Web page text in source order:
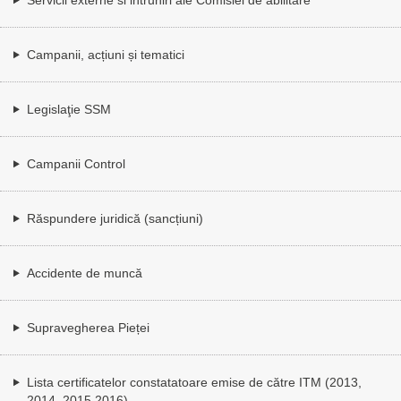
Campanii, acțiuni și tematici
Legislaţie SSM
Campanii Control
Răspundere juridică (sancțiuni)
Accidente de muncă
Supravegherea Pieței
Lista certificatelor constatatoare emise de către ITM (2013,